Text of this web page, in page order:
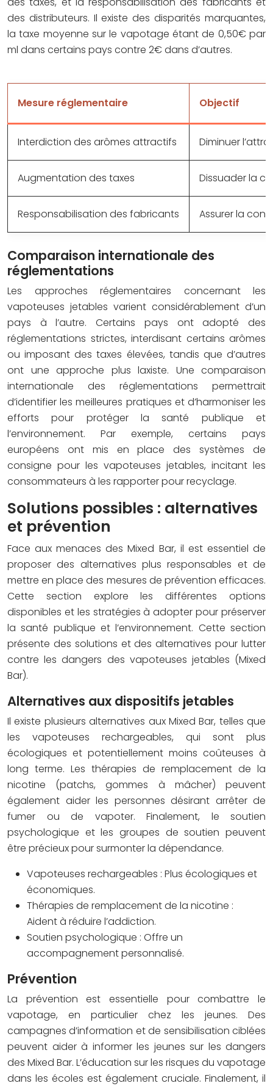
des distributeurs. Il existe des disparités marquantes,
la taxe moyenne sur le vapotage étant de 0,50€ par
ml dans certains pays contre 2€ dans d’autres.
Mesure réglementaire Objectif
Interdiction des arômes attractifs Diminuer
Augmentation des taxes Dissuader la
Responsabilisation des fabricants Assurer la
Comparaison internationale des
réglementations
Les approches réglementaires concernant les
vapoteuses jetables varient considérablement d’un
pays à l’autre. Certains pays ont adopté des
réglementations strictes, interdisant certains arômes
ou imposant des taxes élevées, tandis que d’autres
ont une approche plus laxiste. Une comparaison
internationale des réglementations permettrait
d’identifier les meilleures pratiques et d’harmoniser les
efforts pour protéger la santé publique et
l’environnement. Par exemple, certains pays
européens ont mis en place des systèmes de
consigne pour les vapoteuses jetables, incitant les
consommateurs à les rapporter pour recyclage.
Solutions possibles : alternatives
et prévention
Face aux menaces des Mixed Bar, il est essentiel de
proposer des alternatives plus responsables et de
mettre en place des mesures de prévention efficaces.
Cette section explore les différentes options
disponibles et les stratégies à adopter pour préserver
la santé publique et l’environnement. Cette section
présente des solutions et des alternatives pour lutter
contre les dangers des vapoteuses jetables (Mixed
Bar).
Alternatives aux dispositifs jetables
Il existe plusieurs alternatives aux Mixed Bar, telles que
les vapoteuses rechargeables, qui sont plus
écologiques et potentiellement moins coûteuses à
long terme. Les thérapies de remplacement de la
nicotine (patchs, gommes à mâcher) peuvent
également aider les personnes désirant arrêter de
fumer ou de vapoter. Finalement, le soutien
psychologique et les groupes de soutien peuvent
être précieux pour surmonter la dépendance.
Vapoteuses rechargeables : Plus écologiques et
économiques.
Thérapies de remplacement de la nicotine :
Aident à réduire l’addiction.
Soutien psychologique : Offre un
accompagnement personnalisé.
Prévention
La prévention est essentielle pour combattre le
vapotage, en particulier chez les jeunes. Des
campagnes d’information et de sensibilisation ciblées
peuvent aider à informer les jeunes sur les dangers
des Mixed Bar. L’éducation sur les risques du vapotage
dans les écoles est également cruciale. Finalement, il